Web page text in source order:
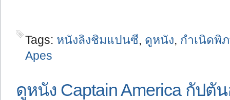
Tags: หนังลิงชิมแปนซี, ดูหนัง, กำเนิดพิ
Apes
ดูหนัง Captain America กัปตั